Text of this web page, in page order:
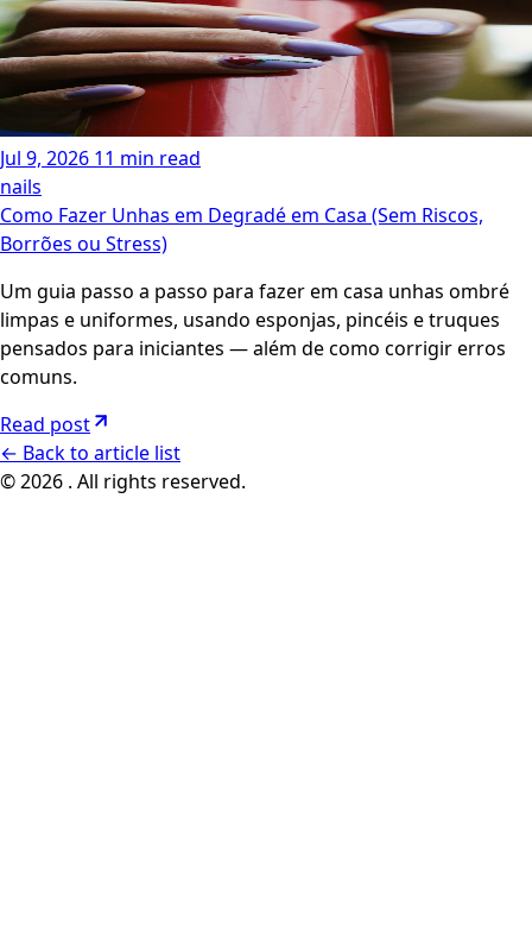
Jul 9, 2026 11 min read
nails
Como Fazer Unhas em Degradé em Casa (Sem Riscos,
Borrões ou Stress)
Um guia passo a passo para fazer em casa unhas ombré
limpas e uniformes, usando esponjas, pincéis e truques
pensados para iniciantes — além de como corrigir erros
comuns.
Read post
← Back to article list
© 2026 . All rights reserved.